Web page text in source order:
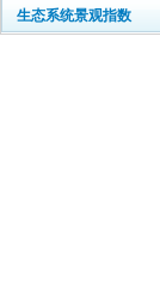
生态系统景观指数